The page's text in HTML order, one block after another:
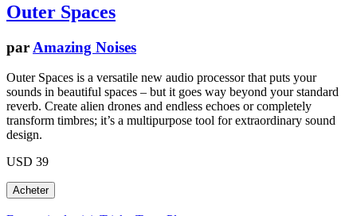
Outer Spaces
par Amazing Noises
Outer Spaces is a versatile new audio processor that puts your
sounds in beautiful spaces – but it goes way beyond your standard
reverb. Create alien drones and endless echoes or completely
transform timbres; it’s a multipurpose tool for extraordinary sound
design.
USD 39